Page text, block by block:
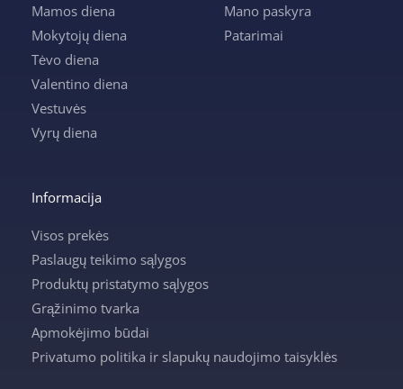
Mamos diena
Mokytojų diena
Tėvo diena
Valentino diena
Vestuvės
Vyrų diena
Mano paskyra
Patarimai
Informacija
Visos prekės
Paslaugų teikimo sąlygos
Produktų pristatymo sąlygos
Grąžinimo tvarka
Apmokėjimo būdai
Privatumo politika ir slapukų naudojimo taisyklės